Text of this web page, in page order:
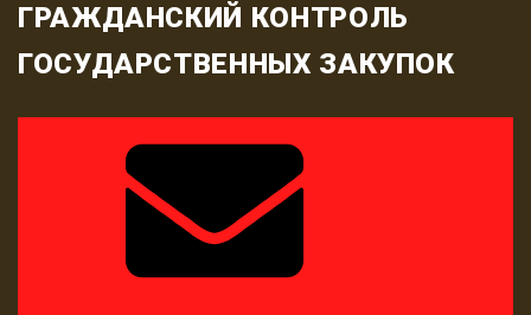
ГРАЖДАНСКИЙ КОНТРОЛЬ
ГОСУДАРСТВЕННЫХ ЗАКУПОК